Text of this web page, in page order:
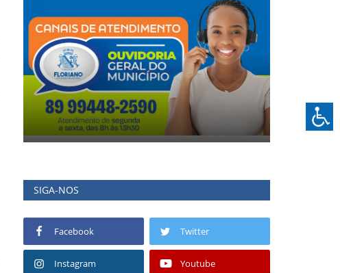
SIGA-NOS
Facebook Twitter
Instagram Youtube